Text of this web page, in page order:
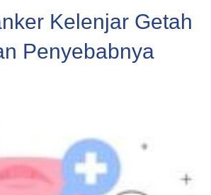
Kelenjar Getah
Penyebabnya